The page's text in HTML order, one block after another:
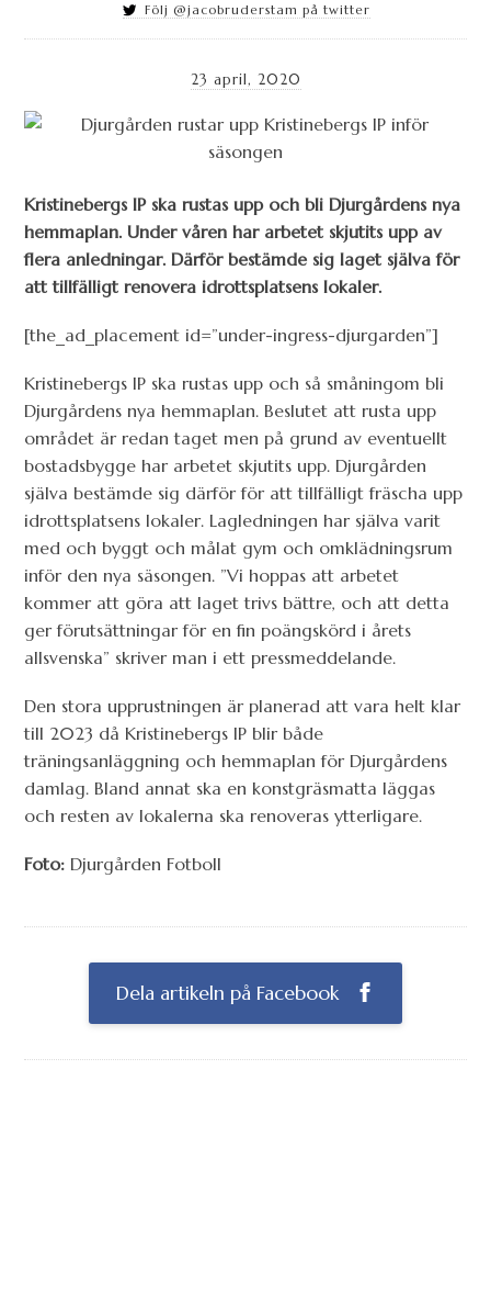
Följ @jacobruderstam på twitter
23 april, 2020
Kristinebergs IP ska rustas upp och bli Djurgårdens nya
hemmaplan. Under våren har arbetet skjutits upp av
flera anledningar. Därför bestämde sig laget själva för
att tillfälligt renovera idrottsplatsens lokaler.
[the_ad_placement id=”under-ingress-djurgarden”]
Kristinebergs IP ska rustas upp och så småningom bli
Djurgårdens nya hemmaplan. Beslutet att rusta upp
området är redan taget men på grund av eventuellt
bostadsbygge har arbetet skjutits upp. Djurgården
själva bestämde sig därför för att tillfälligt fräscha upp
idrottsplatsens lokaler. Lagledningen har själva varit
med och byggt och målat gym och omklädningsrum
inför den nya säsongen. ”Vi hoppas att arbetet
kommer att göra att laget trivs bättre, och att detta
ger förutsättningar för en fin poängskörd i årets
allsvenska” skriver man i ett pressmeddelande.
Den stora upprustningen är planerad att vara helt klar
till 2023 då Kristinebergs IP blir både
träningsanläggning och hemmaplan för Djurgårdens
damlag. Bland annat ska en konstgräsmatta läggas
och resten av lokalerna ska renoveras ytterligare.
Foto: Djurgården Fotboll
Dela artikeln på Facebook